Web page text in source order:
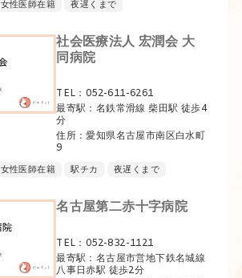
女性医師在籍 夜遅くまで
社会医療法人 宏潤会 大
同病院
TEL：052-611-6261
最寄駅：名鉄常滑線 柴田駅 徒歩4
分
住所：愛知県名古屋市南区白水町
9
女性医師在籍 駅チカ 夜遅くまで
名古屋第二赤十字病院
TEL：052-832-1121
最寄駅：名古屋市営地下鉄名城線
八事日赤駅 徒歩2分